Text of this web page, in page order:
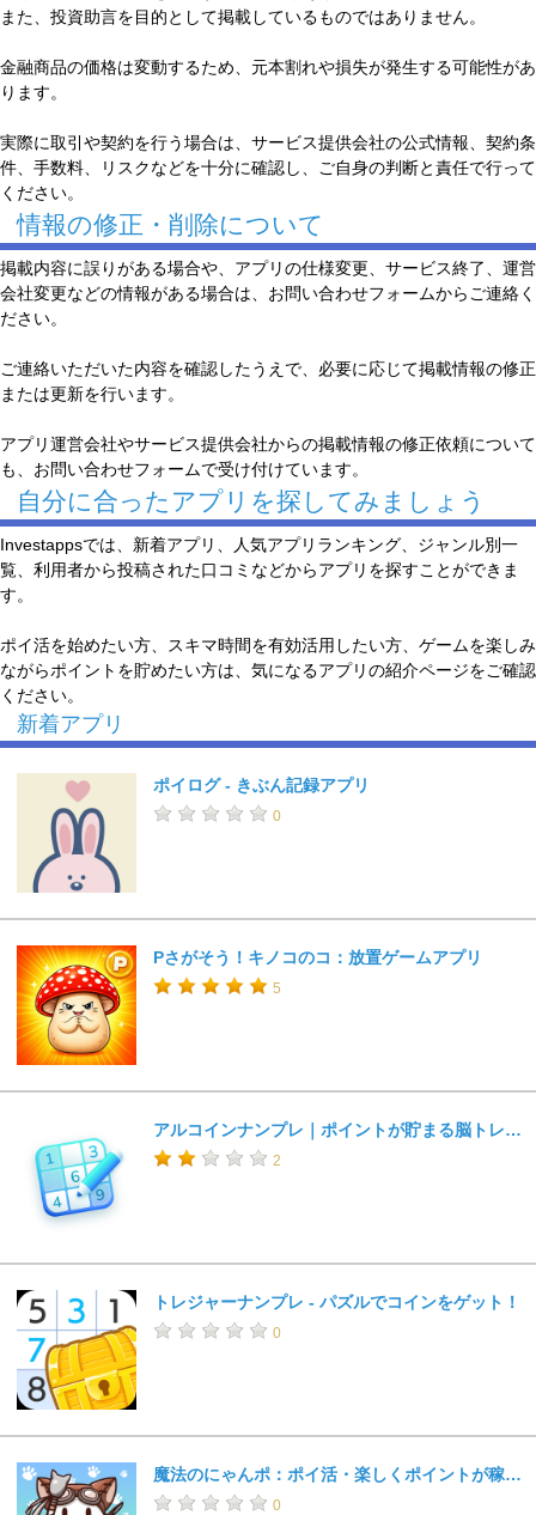
また、投資助言を目的として掲載しているものではありません。
金融商品の価格は変動するため、元本割れや損失が発生する可能性があ
ります。
実際に取引や契約を行う場合は、サービス提供会社の公式情報、契約条
件、手数料、リスクなどを十分に確認し、ご自身の判断と責任で行って
ください。
情報の修正・削除について
掲載内容に誤りがある場合や、アプリの仕様変更、サービス終了、運営
会社変更などの情報がある場合は、お問い合わせフォームからご連絡く
ださい。
ご連絡いただいた内容を確認したうえで、必要に応じて掲載情報の修正
または更新を行います。
アプリ運営会社やサービス提供会社からの掲載情報の修正依頼について
も、お問い合わせフォームで受け付けています。
自分に合ったアプリを探してみましょう
Investappsでは、新着アプリ、人気アプリランキング、ジャンル別一
覧、利用者から投稿された口コミなどからアプリを探すことができま
す。
ポイ活を始めたい方、スキマ時間を有効活用したい方、ゲームを楽しみ
ながらポイントを貯めたい方は、気になるアプリの紹介ページをご確認
ください。
新着アプリ
ポイログ - きぶん記録アプリ
0
Pさがそう！キノコのコ：放置ゲームアプリ
5
アルコインナンプレ｜ポイントが貯まる脳トレパズル
2
トレジャーナンプレ - パズルでコインをゲット！
0
魔法のにゃんポ：ポイ活・楽しくポイントが稼げる歩数計アプリ
0